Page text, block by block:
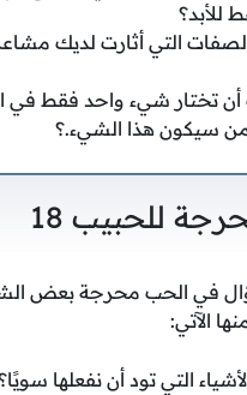
للأبد؟
التي أثارت لديك
أن تختار شيء واحد فقط في
سيكون هذا الشيء.؟
للحبيب 18
100 سؤال في الحب محرجة بعض
الآتي:
التي تود أن نفعلها